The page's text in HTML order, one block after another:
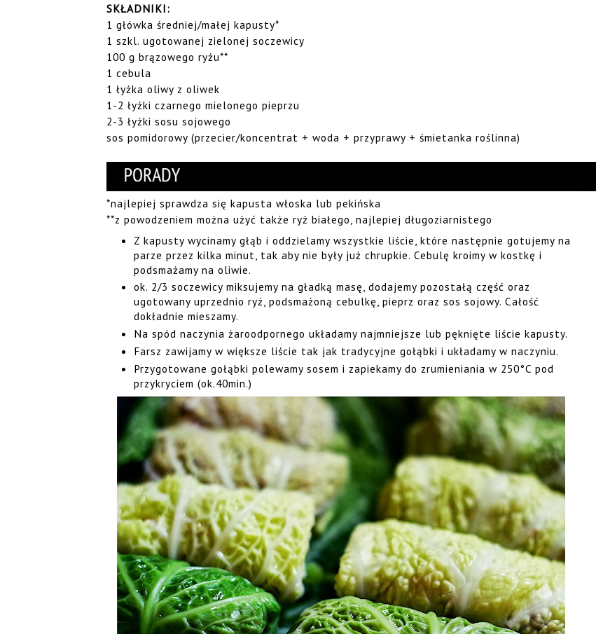
SKŁADNIKI:
1 główka średniej/małej kapusty*
1 szkl. ugotowanej zielonej soczewicy
100 g brązowego ryżu**
1 cebula
1 łyżka oliwy z oliwek
1-2 łyżki czarnego mielonego pieprzu
2-3 łyżki sosu sojowego
sos pomidorowy (przecier/koncentrat + woda + przyprawy + śmietanka roślinna)
*najlepiej sprawdza się kapusta włoska lub pekińska
**z powodzeniem można użyć także ryż białego, najlepiej długoziarnistego
Z kapusty wycinamy głąb i oddzielamy wszystkie liście, które następnie gotujemy na
parze przez kilka minut, tak aby nie były już chrupkie. Cebulę kroimy w kostkę i
podsmażamy na oliwie.
ok. 2/3 soczewicy miksujemy na gładką masę, dodajemy pozostałą część oraz
ugotowany uprzednio ryż, podsmażoną cebulkę, pieprz oraz sos sojowy. Całość
dokładnie mieszamy.
Na spód naczynia żaroodpornego układamy najmniejsze lub pęknięte liście kapusty.
Farsz zawijamy w większe liście tak jak tradycyjne gołąbki i układamy w naczyniu.
Przygotowane gołąbki polewamy sosem i zapiekamy do zrumieniania w 250°C pod
przykryciem (ok.40min.)